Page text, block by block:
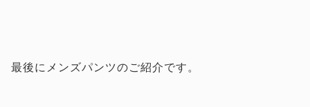
最後にメンズパンツのご紹介です。